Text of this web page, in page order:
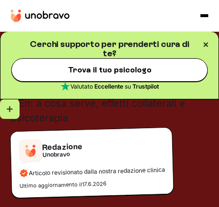
Cerchi supporto per prenderti cura di
te?
Trova il tuo psicologo
Valutato Eccellentesu Trustpilot
minuti di lettura
En: a cosa serve, effetti
collaterali e psicoterapia
Redazione
Unobravo
Articolo revisionato dalla nostra redazione clinica
Ultimo aggiornamento il17.6.2026